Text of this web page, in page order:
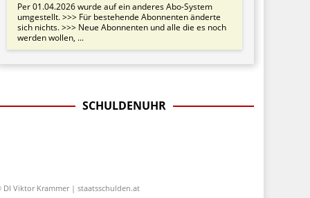
Per 01.04.2026 wurde auf ein anderes Abo-System
umgestellt. >>> Für bestehende Abonnenten änderte
sich nichts. >>> Neue Abonnenten und alle die es noch
werden wollen, ...
SCHULDENUHR
DI Viktor Krammer | staatsschulden.at